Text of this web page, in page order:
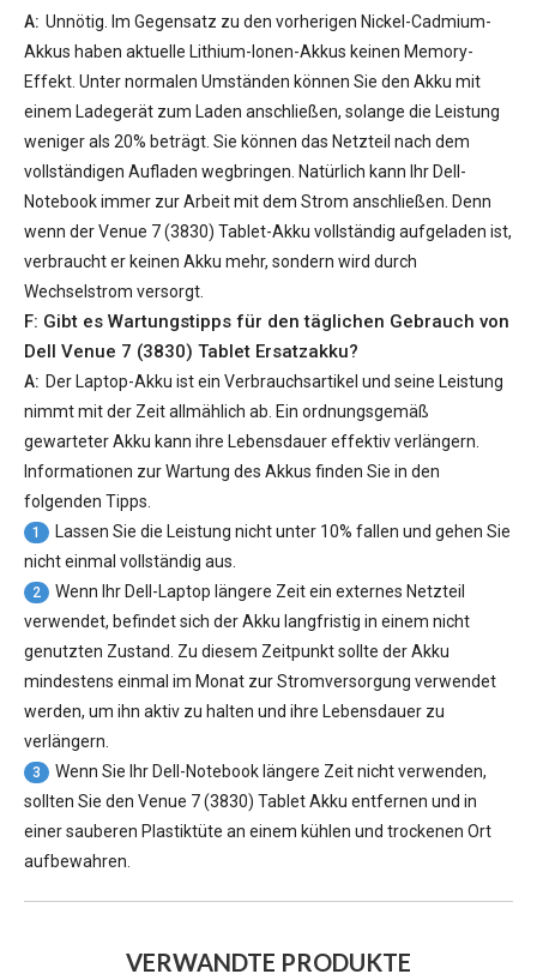
A: Unnötig. Im Gegensatz zu den vorherigen Nickel-Cadmium-
Akkus haben aktuelle Lithium-Ionen-Akkus keinen Memory-
Effekt. Unter normalen Umständen können Sie den Akku mit
einem Ladegerät zum Laden anschließen, solange die Leistung
weniger als 20% beträgt. Sie können das Netzteil nach dem
vollständigen Aufladen wegbringen. Natürlich kann Ihr Dell-
Notebook immer zur Arbeit mit dem Strom anschließen. Denn
wenn derVenue 7 (3830) Tablet-Akku vollständig aufgeladen ist,
verbraucht er keinen Akku mehr, sondern wird durch
Wechselstrom versorgt.
F: Gibt es Wartungstipps für den täglichen Gebrauch von
Dell Venue 7 (3830) Tablet Ersatzakku?
A: Der Laptop-Akku ist ein Verbrauchsartikel und seine Leistung
nimmt mit der Zeit allmählich ab. Ein ordnungsgemäß
gewarteter Akku kann ihre Lebensdauer effektiv verlängern.
Informationen zur Wartung des Akkus finden Sie in den
folgenden Tipps.
1
Lassen Sie die Leistung nicht unter 10% fallen und gehen Sie
nicht einmal vollständig aus.
2
Wenn Ihr Dell-Laptop längere Zeit ein externes Netzteil
verwendet, befindet sich der Akku langfristig in einem nicht
genutzten Zustand. Zu diesem Zeitpunkt sollte der Akku
mindestens einmal im Monat zur Stromversorgung verwendet
werden, um ihn aktiv zu halten und ihre Lebensdauer zu
verlängern.
3
Wenn Sie Ihr Dell-Notebook längere Zeit nicht verwenden,
sollten Sie den Venue 7 (3830) Tablet Akku entfernen und in
einer sauberen Plastiktüte an einem kühlen und trockenen Ort
aufbewahren.
VERWANDTE PRODUKTE